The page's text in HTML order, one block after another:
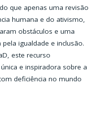
que apenas uma revisão
humana e do ativismo,
obstáculos e uma
igualdade e inclusão.
este recurso
e inspiradora sobre a
deficiência no mundo